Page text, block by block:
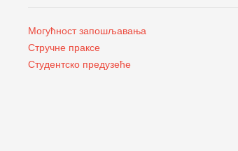
Могућност запошљавања
Стручне праксе
Студентско предузеће